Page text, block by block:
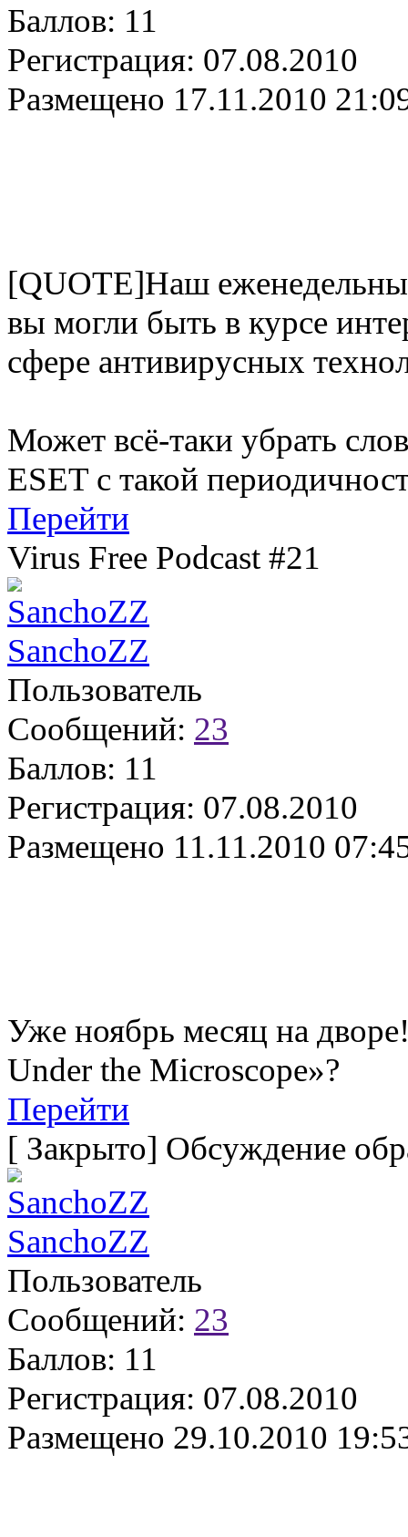
Баллов: 11
Регистрация: 07.08.2010
Размещено 17.11.2010
[QUOTE]Наш
вы могли быть в курсе
сфере антивирусных
Может всё-таки убрать
ESET с такой
Перейти
Virus Free Podcast #21
SanchoZZ
Пользователь
Сообщений: 23
Баллов: 11
Регистрация: 07.08.2010
Размещено 11.11.2010
Уже ноябрь месяц на
Under the Microscope»?
Перейти
[ Закрыто] Обсуждение
SanchoZZ
Пользователь
Сообщений: 23
Баллов: 11
Регистрация: 07.08.2010
Размещено 29.10.2010